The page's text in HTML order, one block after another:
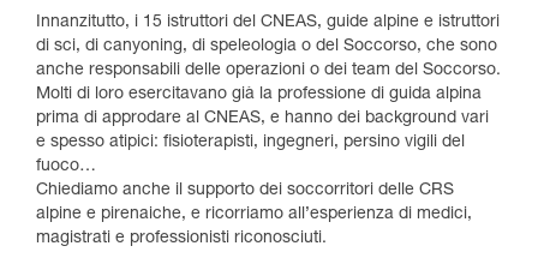
Innanzitutto, i 15 istruttori del CNEAS, guide alpine e istruttori
di sci, di canyoning, di speleologia o del Soccorso, che sono
anche responsabili delle operazioni o dei team del Soccorso.
Molti di loro esercitavano già la professione di guida alpina
prima di approdare al CNEAS, e hanno dei background vari
e spesso atipici: fisioterapisti, ingegneri, persino vigili del
fuoco…
Chiediamo anche il supporto dei soccorritori delle CRS
alpine e pirenaiche, e ricorriamo all’esperienza di medici,
magistrati e professionisti riconosciuti.